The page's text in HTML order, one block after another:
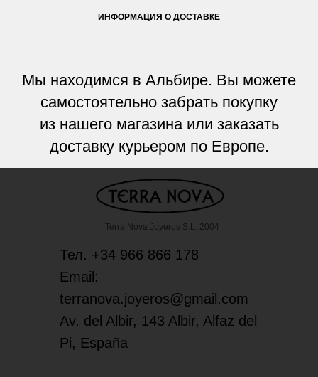
ИНФОРМАЦИЯ О ДОСТАВКЕ
Мы находимся в Альбире. Вы можете
самостоятельно забрать покупку
из нашего магазина или заказать
доставку курьером по Европе.
Terra Nova Joyeros S.L. 2004
Тел. +34 966 866 178
Email:
terranova.joyeros@gmail.com
Av. del Albir, 143 Albir, Alfaz del
Pi, España